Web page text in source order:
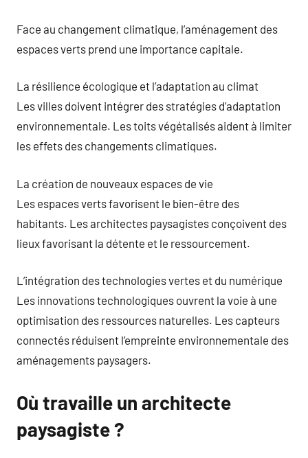
Face au changement climatique, l’aménagement des
espaces verts prend une importance capitale.
La résilience écologique et l’adaptation au climat
Les villes doivent intégrer des stratégies d’adaptation
environnementale. Les toits végétalisés aident à limiter
les effets des changements climatiques.
La création de nouveaux espaces de vie
Les espaces verts favorisent le bien-être des
habitants. Les architectes paysagistes conçoivent des
lieux favorisant la détente et le ressourcement.
L’intégration des technologies vertes et du numérique
Les innovations technologiques ouvrent la voie à une
optimisation des ressources naturelles. Les capteurs
connectés réduisent l’empreinte environnementale des
aménagements paysagers.
Où travaille un architecte
paysagiste ?